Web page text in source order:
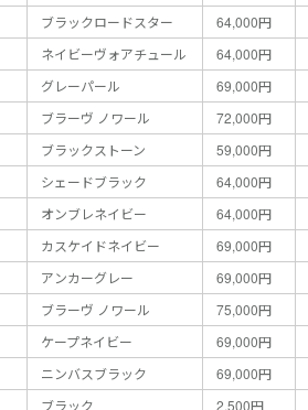
ブラックロードスター 64,000円
ネイビーヴォアチュール 64,000円
グレーパール 69,000円
ブラーヴ ノワール 72,000円
ブラックストーン 59,000円
シェードブラック 64,000円
オンブレネイビー 64,000円
カスケイドネイビー 69,000円
アンカーグレー 69,000円
ブラーヴ ノワール 75,000円
ケープネイビー 69,000円
ニンバスブラック 69,000円
ブラック 2,500円